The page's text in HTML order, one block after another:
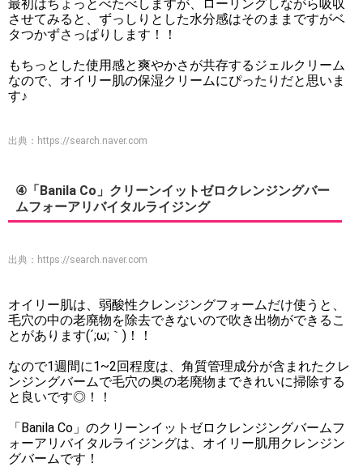
最初はちょっとべたべしますが、ローリングしながら吸収
させてみると、ずっしりとした水分感はそのままですがベ
タつかずさっぱりします！！
もちっとした使用感と爽やかさが共存するジェルクリーム
なので、オイリー肌の保湿クリームにぴったりだと思いま
す♪
出典： https://search.naver.com
④「Banila Co」クリーンイットゼロクレンジングバー
ムフォーアリバイタルライジング
出典： https://search.naver.com
オイリー肌は、弱酸性クレンジングフォームだけ使うと、
毛穴の中の老廃物を除去できないので吹き出物ができるこ
とがあります(´;ω;｀)！！
なので1週間に1~2回程度は、角質管理成分が含まれたクレ
ンジングバームで毛穴の奥の老廃物まできれいに掃除する
と良いです◎！！
「Banila Co」のクリーンイットゼロクレンジングバームフ
ォーアリバイタルライジングは、オイリー肌用クレンジン
グバームです！